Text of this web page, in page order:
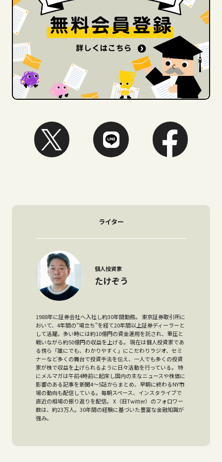
ライター
個人投資家
たけぞう
1988年に証券会社へ入社し約30年間勤務。 東京証券取引所に
おいて、4年間の“場立ち”を経て20年間以上証券ディーラーと
して活躍。多い時には約10億円の資金運用を託され、重圧と
戦いながら約50億円の収益を上げる。 現在は個人投資家であ
る傍ら「誰にでも、わかりやすく」にこだわりラジオ、セミ
ナーなど多くの舞台で投資手法を伝え、一人でも多くの投資
家が株で収益を上げられるように日々活動を行っている。 特
にメルマガは午前4時前に起床し国内の主なニュースや株価に
影響のある記事を新聞4～5誌からまとめ、早朝に終わるNY市
場の動向も配信している。毎朝スペース、インスタライブで
直近の相場の振り返りを配信。 X（旧Twitter）のフォロワー
数は、約23万人。30年間の経験に基づいた豊富な金融知識が
強み。